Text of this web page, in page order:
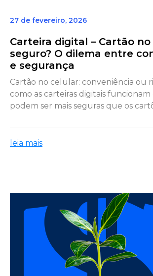
27 de fevereiro, 2026
Carteira digital – Cartão
seguro? O dilema entre
e segurança
Cartão no celular: conveniência ou
como as carteiras digitais
podem ser mais seguras que os
leia mais